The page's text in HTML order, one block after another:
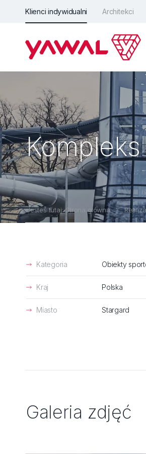
Klienci indywidualni Architekci
Jesteś tutaj: Strona główna
Kategoria Obiekty
Kraj Polska
Miasto Stargard
Galeria zdjęć